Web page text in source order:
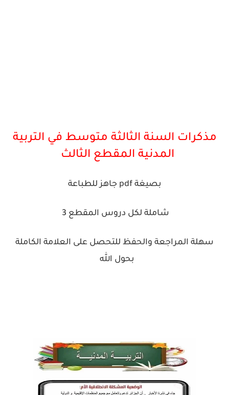
مذكرات السنة الثالثة متوسط في التربية
المدنية المقطع الثالث
بصيغة pdf جاهز للطباعة
شاملة لكل دروس المقطع 3
سهلة المراجعة والحفظ للتحصل على العلامة الكاملة
بحول الله